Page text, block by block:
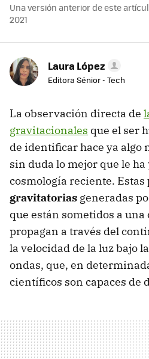
Una versión anterior de este
2021
Laura López
Editora Sénior - Tech
La observación directa de
gravitacionales que el ser
de identificar hace ya algo
sin duda lo mejor que le ha
cosmología reciente. Estas
gravitatorias generadas
que están sometidos a
propagan a través del
la velocidad de la luz bajo
ondas, que, en
científicos son capaces de